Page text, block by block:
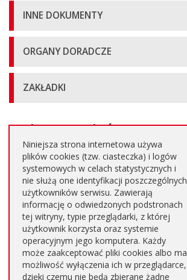
INNE DOKUMENTY
ORGANY DORADCZE
ZAKŁADKI
Główna
strony
Zakres robót
0.455 MB
PDF
Pobierz plik
Informacje
METRYKA STRONY
Niniejsza strona internetowa używa
plików cookies (tzw. ciasteczka) i logów
systemowych w celach statystycznych i
nie służą one identyfikacji poszczególnych
użytkowników serwisu. Zawierają
informację o odwiedzonych podstronach
tej witryny, typie przeglądarki, z której
użytkownik korzysta oraz systemie
operacyjnym jego komputera. Każdy
może zaakceptować pliki cookies albo ma
możliwość wyłączenia ich w przeglądarce,
dzięki czemu nie będą zbierane żadne